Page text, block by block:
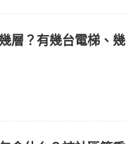
層？有幾台電梯、幾